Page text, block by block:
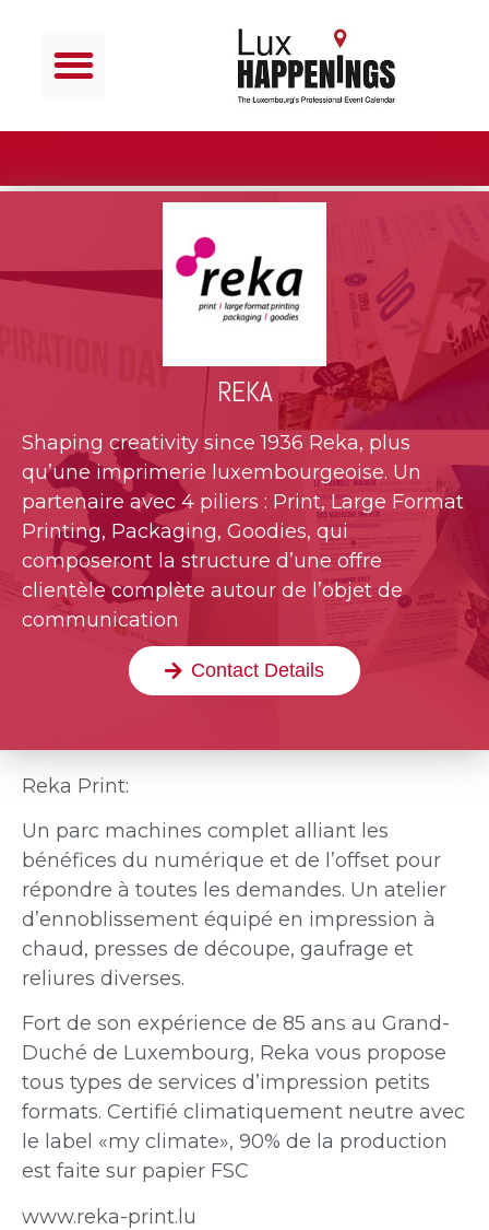
REKA
Shaping creativity since 1936 Reka, plus
qu’une imprimerie luxembourgeoise. Un
partenaire avec 4 piliers : Print, Large Format
Printing, Packaging, Goodies, qui
composeront la structure d’une offre
clientèle complète autour de l’objet de
communication
Contact Details
Reka Print:
Un parc machines complet alliant les
bénéfices du numérique et de l’offset pour
répondre à toutes les demandes. Un atelier
d’ennoblissement équipé en impression à
chaud, presses de découpe, gaufrage et
reliures diverses.
Fort de son expérience de 85 ans au Grand-
Duché de Luxembourg, Reka vous propose
tous types de services d’impression petits
formats. Certifié climatiquement neutre avec
le label «my climate», 90% de la production
est faite sur papier FSC
www.reka-print.lu